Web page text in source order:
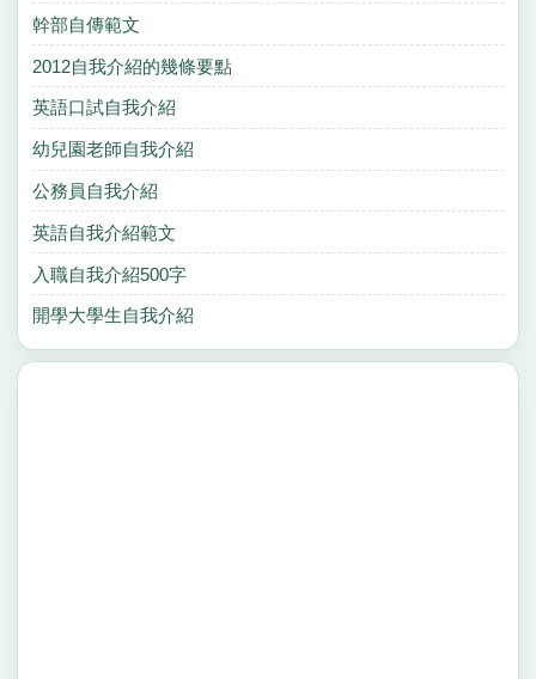
幹部自傳範文
2012自我介紹的幾條要點
英語口試自我介紹
幼兒園老師自我介紹
公務員自我介紹
英語自我介紹範文
入職自我介紹500字
開學大學生自我介紹